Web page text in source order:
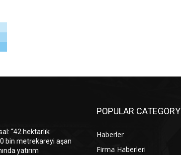
“42 hektarlık
bin metrekareyi aşan
yatırım
POPULAR CATEGORY
Haberler
Firma Haberleri